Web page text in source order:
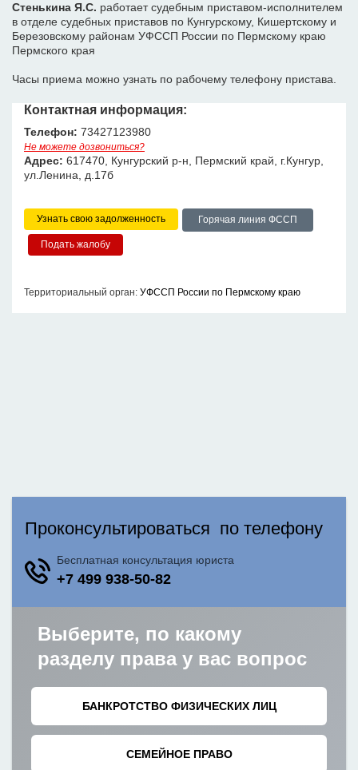
Стенькина Я.С. работает судебным приставом-исполнителем
в отделе судебных приставов по Кунгурскому, Кишертскому и
Березовскому районам УФССП России по Пермскому краю
Пермского края
Часы приема можно узнать по рабочему телефону пристава.
Контактная информация:
Телефон: 73427123980
Не можете дозвониться?
Адрес: 617470, Кунгурский р-н, Пермский край, г.Кунгур,
ул.Ленина, д.17б
Узнать свою задолженность Горячая линия ФССП
Территориальный орган: УФССП России по Пермскому краю